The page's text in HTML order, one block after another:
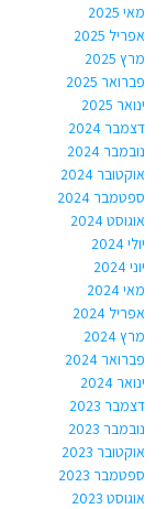
מאי 2025
אפריל 2025
מרץ 2025
פברואר 2025
ינואר 2025
דצמבר 2024
נובמבר 2024
אוקטובר 2024
ספטמבר 2024
אוגוסט 2024
יולי 2024
יוני 2024
מאי 2024
אפריל 2024
מרץ 2024
פברואר 2024
ינואר 2024
דצמבר 2023
נובמבר 2023
אוקטובר 2023
ספטמבר 2023
אוגוסט 2023